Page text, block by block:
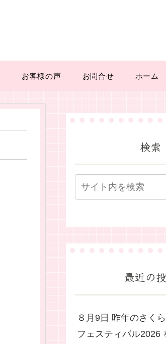
お客様の声 お問合せ ホーム
検索
最近の
８月9日 昨年のさく
フェスティバル2026